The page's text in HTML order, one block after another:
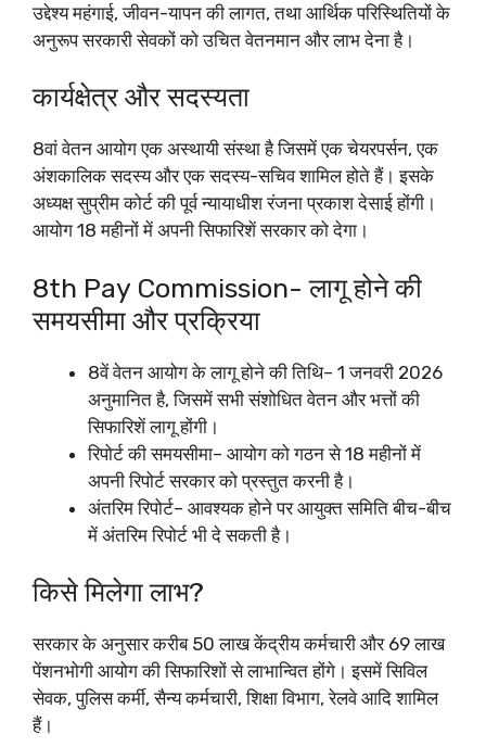
उद्देश्य महंगाई, जीवन-यापन की लागत, तथा आर्थिक परिस्थितियों के
अनुरूप सरकारी सेवकों को उचित वेतनमान और लाभ देना है।​
कार्यक्षेत्र और सदस्यता
8वां वेतन आयोग एक अस्थायी संस्था है जिसमें एक चेयरपर्सन, एक
अंशकालिक सदस्य और एक सदस्य-सचिव शामिल होते हैं। इसके
अध्यक्ष सुप्रीम कोर्ट की पूर्व न्यायाधीश रंजना प्रकाश देसाई होंगी।
आयोग 18 महीनों में अपनी सिफारिशें सरकार को देगा।​
8th Pay Commission- लागू होने की
समयसीमा और प्रक्रिया
8वें वेतन आयोग के लागू होने की तिथि– 1 जनवरी 2026
अनुमानित है, जिसमें सभी संशोधित वेतन और भत्तों की
सिफारिशें लागू होंगी।
रिपोर्ट की समयसीमा– आयोग को गठन से 18 महीनों में
अपनी रिपोर्ट सरकार को प्रस्तुत करनी है।
अंतरिम रिपोर्ट– आवश्यक होने पर आयुक्त समिति बीच-बीच
में अंतरिम रिपोर्ट भी दे सकती है।​
किसे मिलेगा लाभ?
सरकार के अनुसार करीब 50 लाख केंद्रीय कर्मचारी और 69 लाख
पेंशनभोगी आयोग की सिफारिशों से लाभान्वित होंगे। इसमें सिविल
सेवक, पुलिस कर्मी, सैन्य कर्मचारी, शिक्षा विभाग, रेलवे आदि शामिल
हैं।​